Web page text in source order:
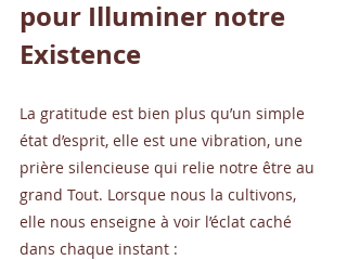
pour Illuminer notre
Existence
La gratitude est bien plus qu’un simple
état d’esprit, elle est une vibration, une
prière silencieuse qui relie notre être au
grand Tout. Lorsque nous la cultivons,
elle nous enseigne à voir l’éclat caché
dans chaque instant :